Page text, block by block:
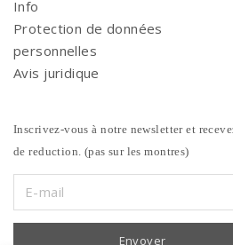
Info
Protection de données
personnelles
Avis juridique
Inscrivez-vous à notre newsletter et
de reduction. (pas sur les montres)